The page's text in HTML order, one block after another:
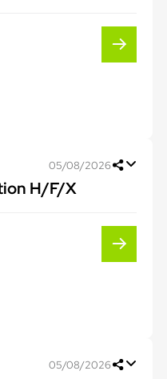
05/08/2026
H/F/X
05/08/2026